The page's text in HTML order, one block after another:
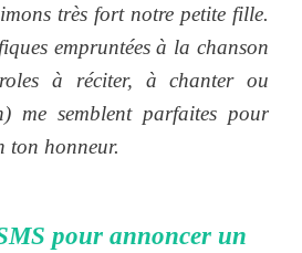
très fort notre petite fille.
empruntées à la chanson
à réciter, à chanter ou
me semblent parfaites pour
ton honneur.
pour annoncer un